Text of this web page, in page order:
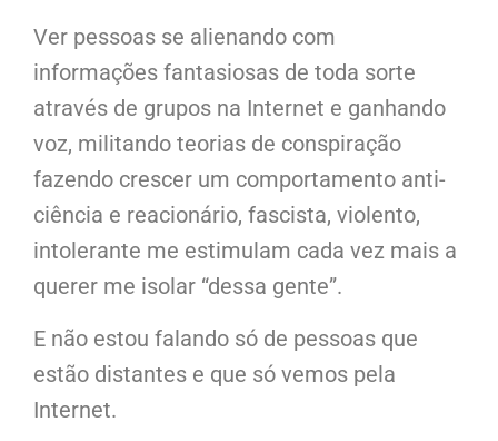
Ver pessoas se alienando com
informações fantasiosas de toda sorte
através de grupos na Internet e ganhando
voz, militando teorias de conspiração
fazendo crescer um comportamento anti-
ciência e reacionário, fascista, violento,
intolerante me estimulam cada vez mais a
querer me isolar “dessa gente”.
E não estou falando só de pessoas que
estão distantes e que só vemos pela
Internet.